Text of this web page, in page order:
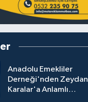
Anadolu Emekliler
Derneği'nden Zeydan
Karalar'a Anlamlı